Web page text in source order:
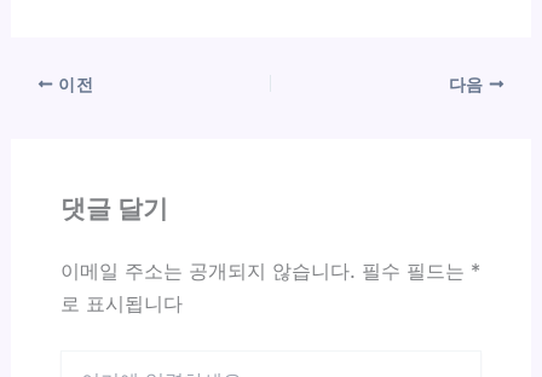
이전 다음
댓글 달기
이메일 주소는 공개되지 않습니다. 필수 필드는 *
로 표시됩니다